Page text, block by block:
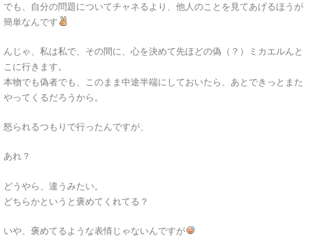
でも、自分の問題についてチャネるより、他人のことを見てあげるほうが
簡単なんです
んじゃ、私は私で、その間に、心を決めて先ほどの偽（？）ミカエルんと
こに行きます。
本物でも偽者でも、このまま中途半端にしておいたら、あとできっとまた
やってくるだろうから。
怒られるつもりで行ったんですが、
あれ？
どうやら、違うみたい。
どちらかというと褒めてくれてる？
いや、褒めてるような表情じゃないんですが